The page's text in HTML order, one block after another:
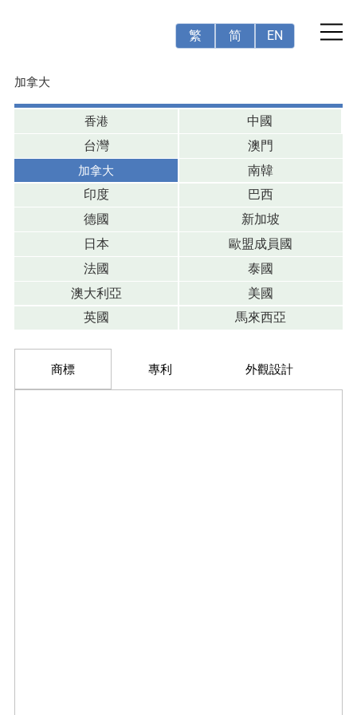
繁 简 EN
加拿大
香港
中國
台灣
澳門
加拿大
南韓
印度
巴西
德國
新加坡
日本
歐盟成員國
法國
泰國
澳大利亞
美國
英國
馬來西亞
商標 專利 外觀設計